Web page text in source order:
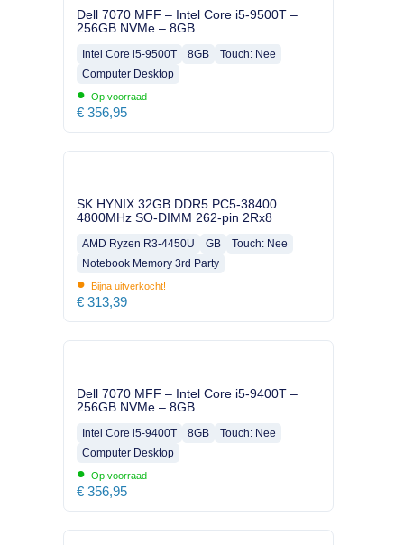
Dell 7070 MFF – Intel Core i5-9500T –
256GB NVMe – 8GB
Intel Core i5-9500T 8GB
Touch: Nee
Computer Desktop
• Op voorraad
€ 356,95
SK HYNIX 32GB DDR5 PC5-38400
4800MHz SO-DIMM 262-pin 2Rx8
AMD Ryzen R3-4450U GB
Touch: Nee
Notebook Memory 3rd Party
• Bijna uitverkocht!
€ 313,39
Dell 7070 MFF – Intel Core i5-9400T –
256GB NVMe – 8GB
Intel Core i5-9400T 8GB
Touch: Nee
Computer Desktop
• Op voorraad
€ 356,95